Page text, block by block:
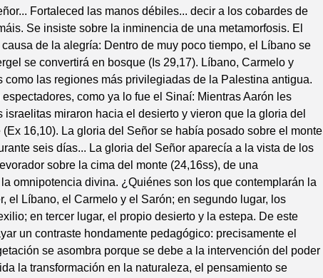
Fortaleced las manos débiles... decir a los cobardes de
Se insiste sobre la inminencia de una metamorfosis. El
de la alegría: Dentro de muy poco tiempo, el Líbano se
se convertirá en bosque (Is 29,17). Líbano, Carmelo y
como las regiones más privilegiadas de la Palestina antigua.
como ya lo fue el Sinaí: Mientras Aarón les
israelitas miraron hacia el desierto y vieron que la gloria del
16,10). La gloria del Señor se había posado sobre el monte
seis días... La gloria del Señor aparecía a la vista de los
sobre la cima del monte (24,16ss), de una
omnipotencia divina. ¿Quiénes son los que contemplarán la
el Líbano, el Carmelo y el Sarón; en segundo lugar, los
en tercer lugar, el propio desierto y la estepa. De este
un contraste hondamente pedagógico: precisamente el
se asombra porque se debe a la intervención del poder
la transformación en la naturaleza, el pensamiento se